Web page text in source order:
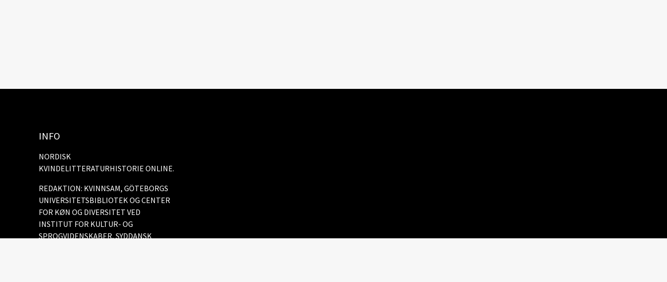
INFO
NORDISK
KVINDELITTERATURHISTORIE ONLINE.
REDAKTION: KVINNSAM, GÖTEBORGS
UNIVERSITETSBIBLIOTEK OG CENTER
FOR KØN OG DIVERSITET VED
INSTITUT FOR KULTUR- OG
SPROGVIDENSKABER, SYDDANSK